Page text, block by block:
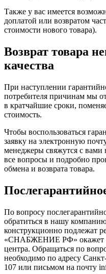
Также у вас имеется
доплатой или возвратом
стоимости нового товара).
Возврат товара
качества
При наступлении
потребителя причинам мы
в кратчайшие сроки,
стоимость.
Чтобы воспользоваться
заявку на электронную
менеджеры свяжутся с вами
все вопросы и подробно
обмена и возврата товара.
По вопросу
обратиться в нашу
конструкционно подлежат
«СНАБЖЕНИЕ РФ» окажет
центра. Обращаться по
необходимо по адресу
107 или письмом на почту